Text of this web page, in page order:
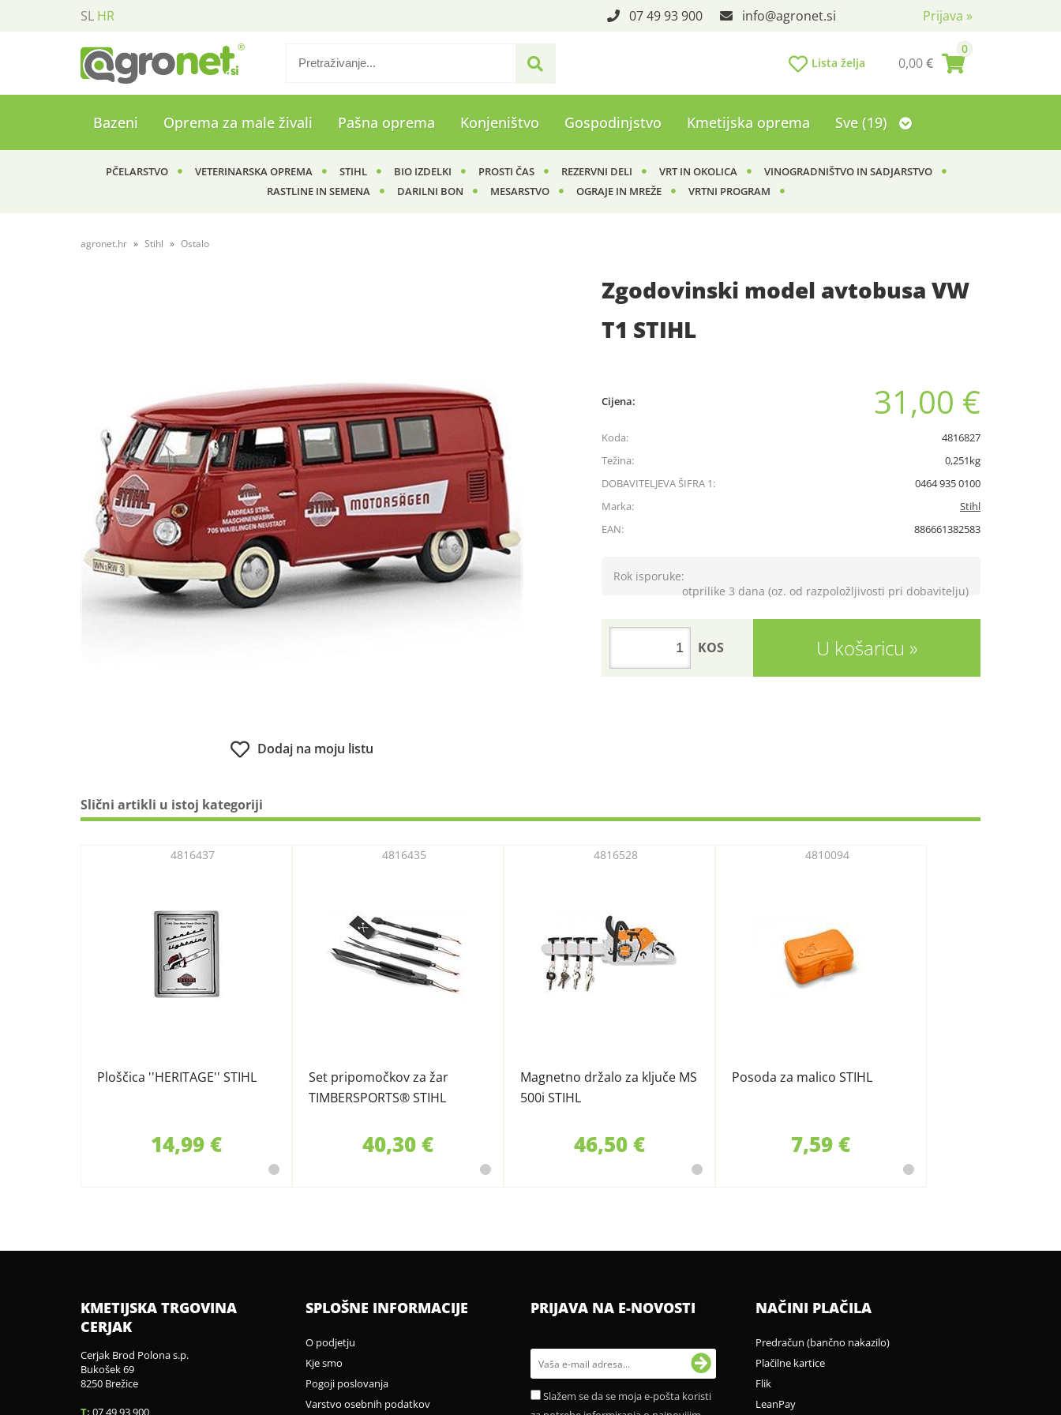
SL HR Prijava »
07 49 93 900 info agronet.si
0
0,00€
Lista želja
Bazeni Oprema za male živali Pašna oprema Konjeništvo Gospodinjstvo Kmetijska oprema Sve (19)
PČELARSTVO VETERINARSKA OPREMA STIHL BIO IZDELKI PROSTI ČAS REZERVNI DELI VRT IN OKOLICA
VINOGRADNIŠTVO IN SADJARSTVO
RASTLINE IN SEMENA
DARILNI BON MESARSTVO OGRAJE IN MREŽE VRTNI PROGRAM
agronet.hr Stihl Ostalo
Zgodovinski model avtobusa VW
T1 STIHL
Dodaj na moju listu
Cijena: 31,00 €
Koda:
4816827
Težina:
0,251kg
DOBAVITELJEVA ŠIFRA 1:
0464 935 0100
Marka:
Stihl
EAN:
886661382583
Rok isporuke:
otprilike 3 dana (oz. od razpoložljivosti pri dobavitelju)
U košaricu
KOS
Slični artikli u istoj kategoriji
Ploščica ''HERITAGE'' STIHL
4816437
14,99 €
Set pripomočkov za žar
TIMBERSPORTS® STIHL
4816435
40,30 €
Magnetno držalo za ključe MS
500i STIHL
4816528
46,50 €
Posoda za malico STIHL
4810094
7,59 €
KMETIJSKA TRGOVINA
CERJAK
Cerjak Brod Polona s.p.
Bukošek 69
8250 Brežice
T: 07 49 93 900
SPLOŠNE INFORMACIJE
O podjetju
Kje smo
Pogoji poslovanja
Varstvo osebnih podatkov
PRIJAVA NA E-NOVOSTI
Slažem se da se moja e-pošta koristi
NAČINI PLAČILA
Predračun (bančno nakazilo)
Plačilne kartice
Flik
LeanPay